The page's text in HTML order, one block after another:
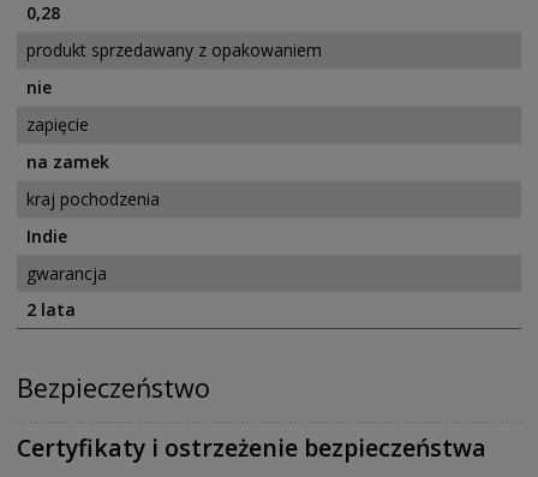
0,28
produkt sprzedawany z opakowaniem
nie
zapięcie
na zamek
kraj pochodzenia
Indie
gwarancja
2 lata
Bezpieczeństwo
Certyfikaty i ostrzeżenie bezpieczeństwa